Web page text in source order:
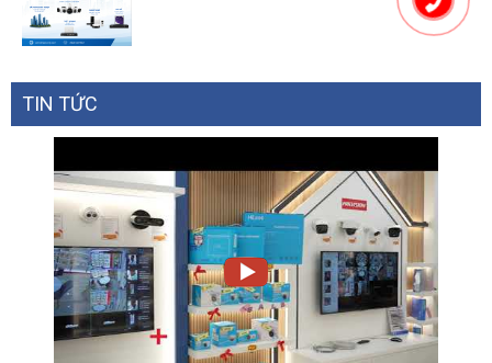
TIN TỨC